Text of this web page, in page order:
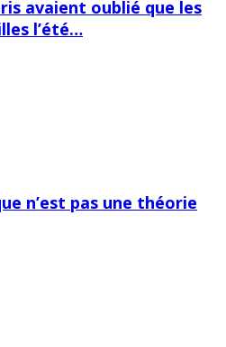
avaient oublié que les
l’été…
n’est pas une théorie